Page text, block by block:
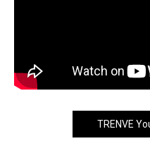
TRENVE